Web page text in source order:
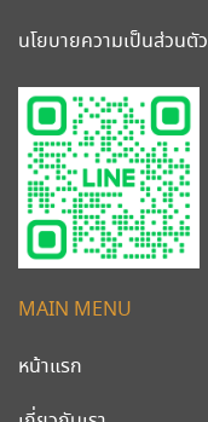
MAIN MENU
หน้าแรก
นโยบายความเป็นส่วนตัว